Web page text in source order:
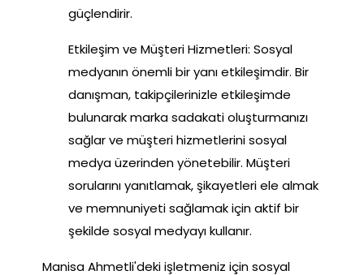
güçlendirir.
Etkileşim ve Müşteri Hizmetleri: Sosyal
medyanın önemli bir yanı etkileşimdir. Bir
danışman, takipçilerinizle etkileşimde
bulunarak marka sadakati oluşturmanızı
sağlar ve müşteri hizmetlerini sosyal
medya üzerinden yönetebilir. Müşteri
sorularını yanıtlamak, şikayetleri ele almak
ve memnuniyeti sağlamak için aktif bir
şekilde sosyal medyayı kullanır.
Manisa Ahmetli'deki işletmeniz için sosyal